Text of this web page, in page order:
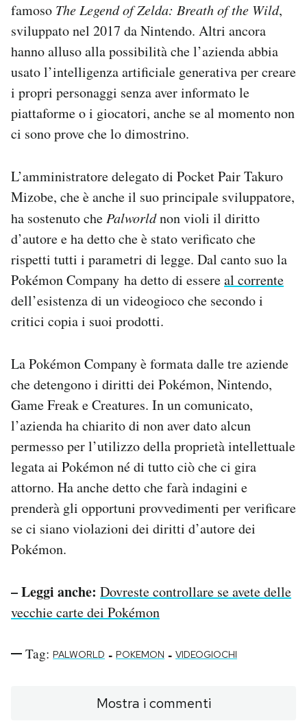
famoso The Legend of Zelda: Breath of the Wild,
sviluppato nel 2017 da Nintendo. Altri ancora
hanno alluso alla possibilità che l’azienda abbia
usato l’intelligenza artificiale generativa per creare
i propri personaggi senza aver informato le
piattaforme o i giocatori, anche se al momento non
ci sono prove che lo dimostrino.
L’amministratore delegato di Pocket Pair Takuro
Mizobe, che è anche il suo principale sviluppatore,
ha sostenuto che Palworldnon violi il diritto
d’autore e ha detto che è stato verificato che
rispetti tutti i parametri di legge. Dal canto suo la
Pokémon Company ha detto di essereal corrente
dell’esistenza di un videogioco che secondo i
critici copia i suoi prodotti.
La Pokémon Company è formata dalle tre aziende
che detengono i diritti dei Pokémon, Nintendo,
Game Freak e Creatures. In un comunicato,
l’azienda ha chiarito di non aver dato alcun
permesso per l’utilizzo della proprietà intellettuale
legata ai Pokémon né di tutto ciò che ci gira
attorno. Ha anche detto che farà indagini e
prenderà gli opportuni provvedimenti per verificare
se ci siano violazioni dei diritti d’autore dei
Pokémon.
– Leggi anche: Dovreste controllare se avete delle
vecchie carte dei Pokémon
Tag: PALWORLD - POKEMON - VIDEOGIOCHI
Mostra i commenti